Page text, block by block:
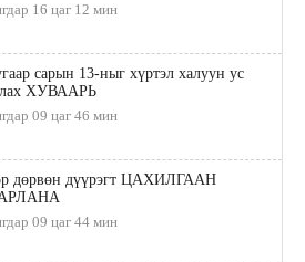
16 цаг 12 мин
сарын 13-ныг хүртэл халуун ус
ХУВААРЬ
09 цаг 46 мин
дөрвөн дүүрэгт ЦАХИЛГААН
09 цаг 44 мин